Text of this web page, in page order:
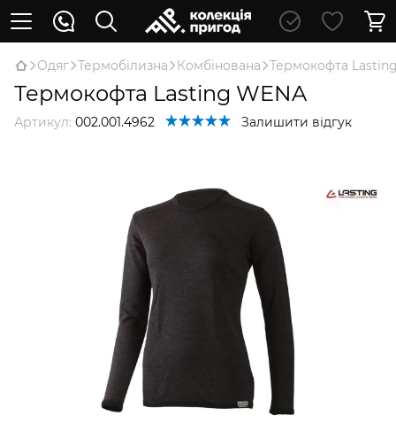
Oдяг Термобілизна Комбінована Термокофта
Термокофта Lasting WENA
Артикул: 002.001.4962 Залишити відгук